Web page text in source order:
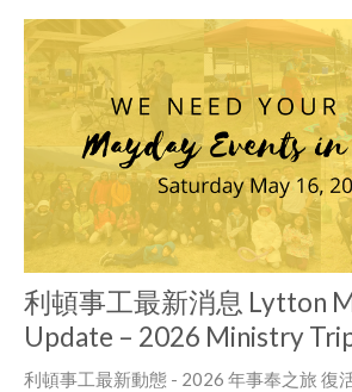
利頓事工最新消息 Lytton
Update – 2026 Ministry
利頓事工最新動態 - 2026 年事奉之旅 復